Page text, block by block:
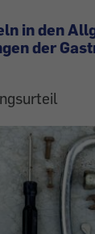
in den
der